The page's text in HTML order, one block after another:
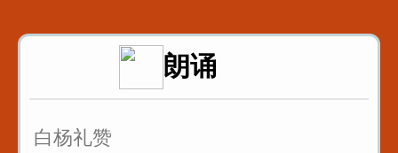
1_双唇音bpm_八百标兵奔北坡
2_唇齿音f_粉红凤凰
朗诵
白杨礼赞